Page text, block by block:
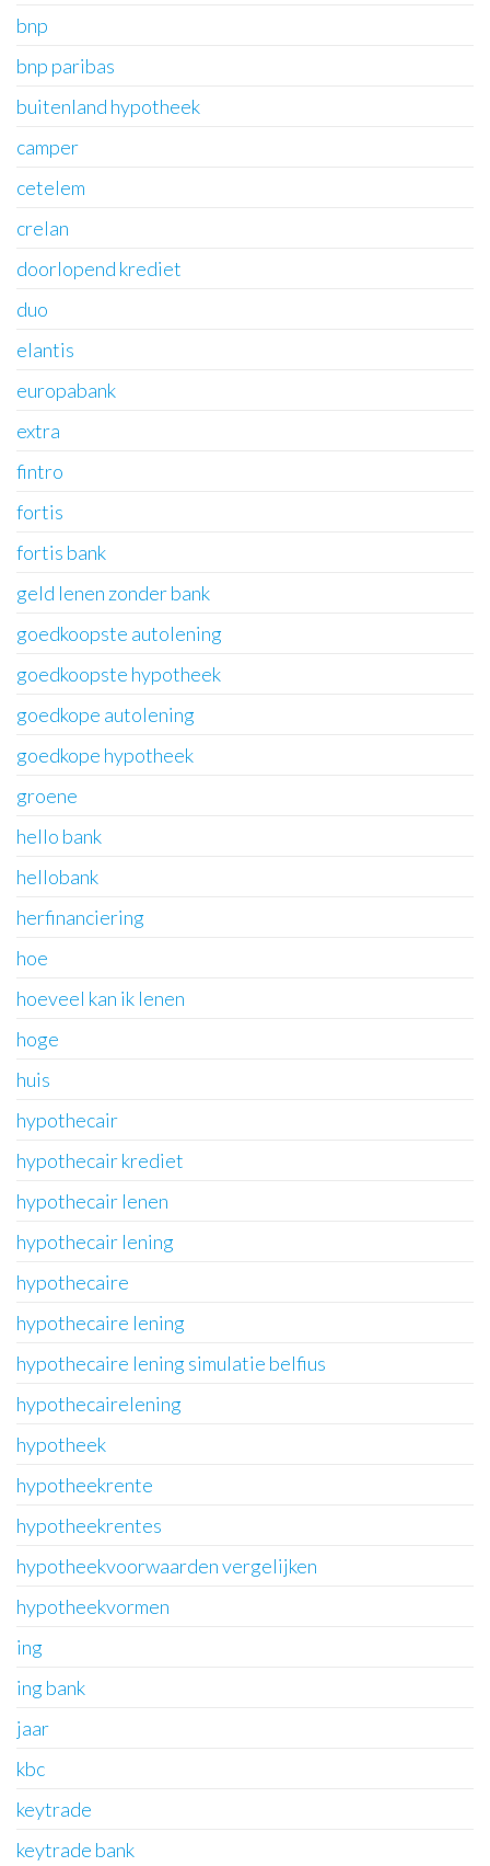
bnp
bnp paribas
buitenland hypotheek
camper
cetelem
crelan
doorlopend krediet
duo
elantis
europabank
extra
fintro
fortis
fortis bank
geld lenen zonder bank
goedkoopste autolening
goedkoopste hypotheek
goedkope autolening
goedkope hypotheek
groene
hello bank
hellobank
herfinanciering
hoe
hoeveel kan ik lenen
hoge
huis
hypothecair
hypothecair krediet
hypothecair lenen
hypothecair lening
hypothecaire
hypothecaire lening
hypothecaire lening simulatie belfius
hypothecairelening
hypotheek
hypotheekrente
hypotheekrentes
hypotheekvoorwaarden vergelijken
hypotheekvormen
ing
ing bank
jaar
kbc
keytrade
keytrade bank